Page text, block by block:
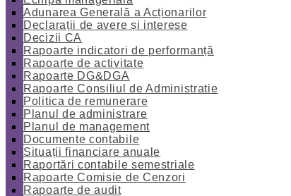
Adunarea Generală a Acționarilor
Declarații de avere și interese
Decizii CA
Rapoarte indicatori de performanță
Rapoarte de activitate
Rapoarte DG&DGA
Rapoarte Consiliul de Administratie
Politica de remunerare
Planul de administrare
Planul de management
Documente contabile
Situații financiare anuale
Raportări contabile semestriale
Rapoarte Comisie de Cenzori
Rapoarte de audit